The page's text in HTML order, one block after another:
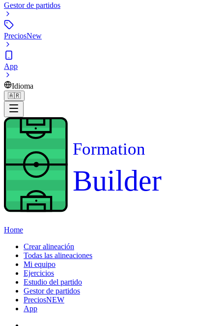
Gestor de partidos
PreciosNew
App
Idioma
🇦🇷
Formation
Builder
Home
Crear alineación
Todas las alineaciones
Mi equipo
Ejercicios
Estudio del partido
Gestor de partidos
PreciosNEW
App